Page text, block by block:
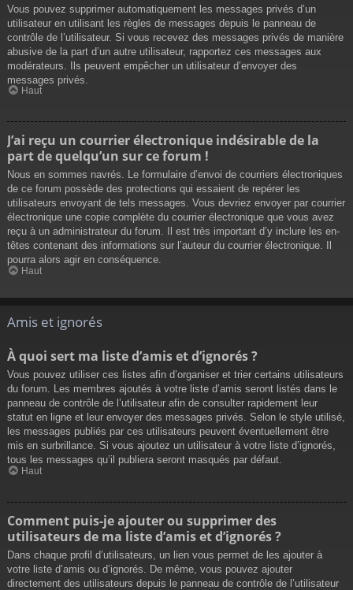
Vous pouvez supprimer automatiquement les messages privés d’un
utilisateur en utilisant les règles de messages depuis le panneau de
contrôle de l’utilisateur. Si vous recevez des messages privés de manière
abusive de la part d’un autre utilisateur, rapportez ces messages aux
modérateurs. Ils peuvent empêcher un utilisateur d’envoyer des
messages privés.
Haut
J’ai reçu un courrier électronique indésirable de la
part de quelqu’un sur ce forum !
Nous en sommes navrés. Le formulaire d’envoi de courriers électroniques
de ce forum possède des protections qui essaient de repérer les
utilisateurs envoyant de tels messages. Vous devriez envoyer par courrier
électronique une copie complète du courrier électronique que vous avez
reçu à un administrateur du forum. Il est très important d’y inclure les en-
têtes contenant des informations sur l’auteur du courrier électronique. Il
pourra alors agir en conséquence.
Haut
Amis et ignorés
À quoi sert ma liste d’amis et d’ignorés ?
Vous pouvez utiliser ces listes afin d’organiser et trier certains utilisateurs
du forum. Les membres ajoutés à votre liste d’amis seront listés dans le
panneau de contrôle de l’utilisateur afin de consulter rapidement leur
statut en ligne et leur envoyer des messages privés. Selon le style utilisé,
les messages publiés par ces utilisateurs peuvent éventuellement être
mis en surbrillance. Si vous ajoutez un utilisateur à votre liste d’ignorés,
tous les messages qu’il publiera seront masqués par défaut.
Haut
Comment puis-je ajouter ou supprimer des
utilisateurs de ma liste d’amis et d’ignorés ?
Dans chaque profil d’utilisateurs, un lien vous permet de les ajouter à
votre liste d’amis ou d’ignorés. De même, vous pouvez ajouter
directement des utilisateurs depuis le panneau de contrôle de l’utilisateur